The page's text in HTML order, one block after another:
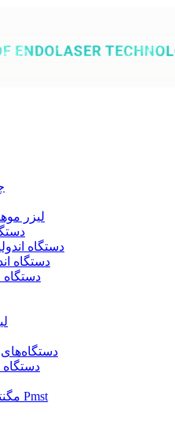
لیزر موهای
دستگاه اندولیزر 980+1470
دستگاه اندولازر
دستگاه
دستگاه
مگنتوتراپی حلقه‌ای Pmst